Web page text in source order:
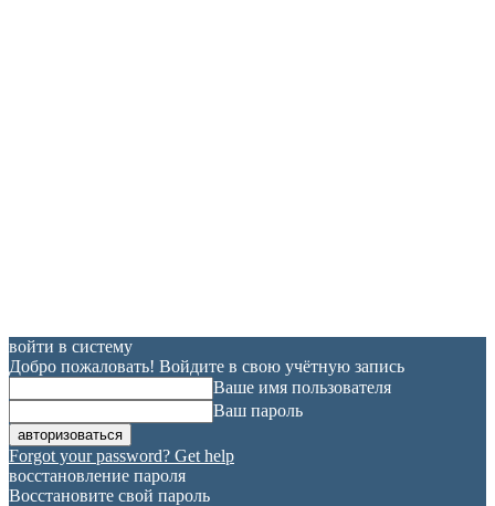
войти в систему
Добро пожаловать! Войдите в свою учётную запись
Ваше имя пользователя
Ваш пароль
Forgot your password? Get help
восстановление пароля
Восстановите свой пароль